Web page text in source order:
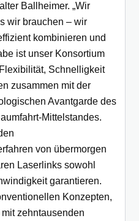
Ballheimer. „Wir
wir brauchen – wir
kombinieren und
ist unser Konsortium
Schnelligkeit
zusammen mit der
Avantgarde des
Mittelstandes.
von übermorgen
Laserlinks sowohl
garantieren.
Konzepten,
zehntausenden